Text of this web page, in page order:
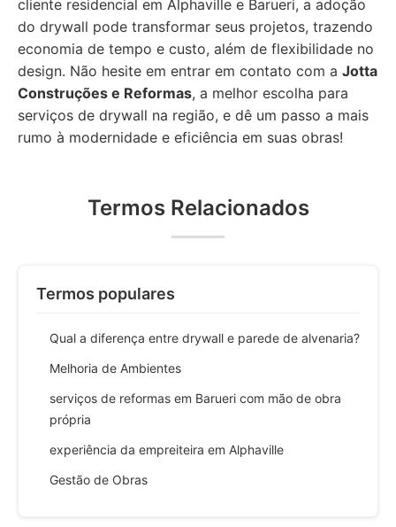
cliente residencial em Alphaville e Barueri, a adoção
do drywall pode transformar seus projetos, trazendo
economia de tempo e custo, além de flexibilidade no
design. Não hesite em entrar em contato com a Jotta
Construções e Reformas, a melhor escolha para
serviços de drywall na região, e dê um passo a mais
rumo à modernidade e eficiência em suas obras!
Termos Relacionados
Termos populares
Qual a diferença entre drywall e parede de alvenaria?
Melhoria de Ambientes
serviços de reformas em Barueri com mão de obra
própria
experiência da empreiteira em Alphaville
Gestão de Obras